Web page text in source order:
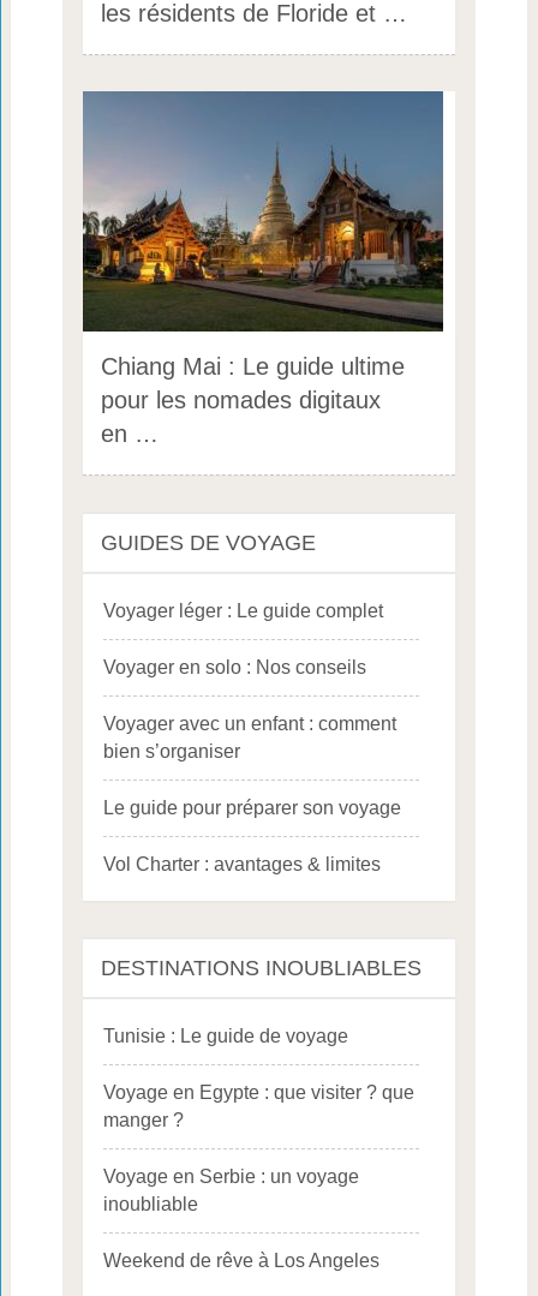
les résidents de Floride et …
Chiang Mai : Le guide ultime
pour les nomades digitaux
en …
GUIDES DE VOYAGE
Voyager léger : Le guide complet
Voyager en solo : Nos conseils
Voyager avec un enfant : comment
bien s’organiser
Le guide pour préparer son voyage
Vol Charter : avantages & limites
DESTINATIONS INOUBLIABLES
Tunisie : Le guide de voyage
Voyage en Egypte : que visiter ? que
manger ?
Voyage en Serbie : un voyage
inoubliable
Weekend de rêve à Los Angeles